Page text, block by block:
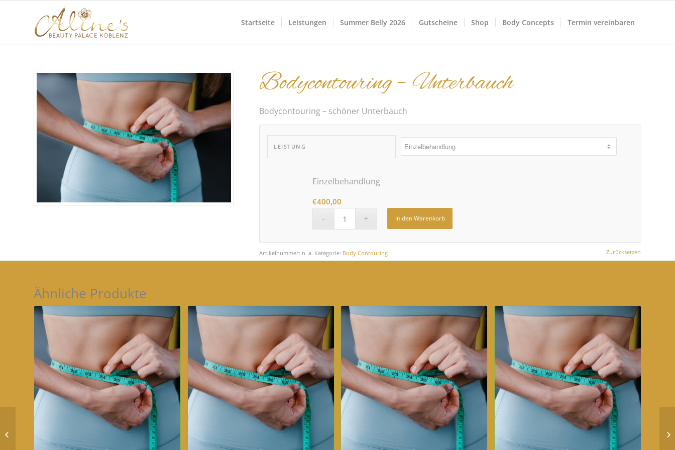
Startseite Leistungen Summer Belly 2026 Gutscheine Shop Body Concepts Termin vereinbaren
Bodycontouring – Unterbauch
Bodycontouring – schöner Unterbauch
LEISTUNG
Zurücksetzen
Einzelbehandlung
€400,00
In den Warenkorb
Artikelnummer: n. a. Kategorie: Body Contouring
Ähnliche Produkte
Oberbauch